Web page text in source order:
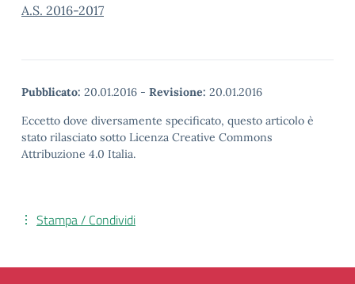
A.S. 2016-2017
Pubblicato: 20.01.2016 - Revisione: 20.01.2016
Eccetto dove diversamente specificato, questo articolo è
stato rilasciato sotto Licenza Creative Commons
Attribuzione 4.0 Italia.
Stampa / Condividi